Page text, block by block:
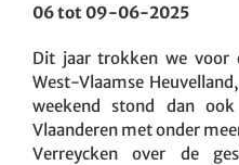
06 tot 09-06-2025
Dit jaar trokken we voor
West-Vlaamse
weekend stond dan
Vlaanderen met onder
Verreycken over de